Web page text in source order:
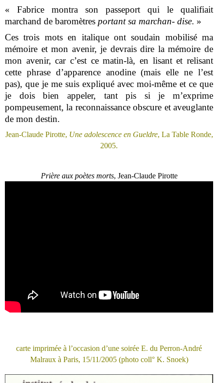
« Fabrice montra son passeport qui le qualifiait
marchand de baromètresportant sa marchan- dise. »
Ces trois mots en italique ont soudain mobilisé ma
mémoire et mon avenir, je devrais dire la mémoire de
mon avenir, car c’est ce matin-là, en lisant et relisant
cette phrase d’apparence anodine (mais elle ne l’est
pas), que je me suis expliqué avec moi-même et ce que
je dois bien appeler, tant pis si je m’exprime
pompeusement, la reconnaissance obscure et aveuglante
de mon destin.
Jean-Claude Pirotte, Une adolescence en Gueldre, La Table Ronde,
2005.
Prière aux poètes morts, Jean-Claude Pirotte
carte imprimée à l’occasion d’une soirée E. du Perron-André
Malraux à Paris, 15/11/2005 (photo coll° K. Snoek)